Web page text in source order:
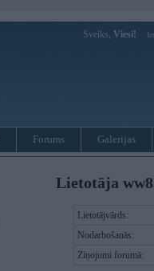
Sveiks, Viesi!
Forums Galerijas
Lietotāja
Lietotājvārds:
Nodarbošanās:
Ziņojumi forumā: